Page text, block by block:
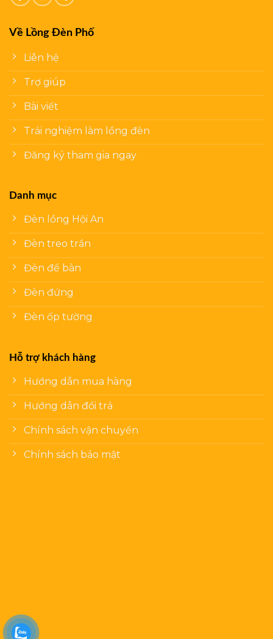
Về Lồng Đèn Phố
Liên hệ
Trợ giúp
Bài viết
Trải nghiệm làm lồng đèn
Đăng ký tham gia ngay
Danh mục
Đèn lồng Hội An
Đèn treo trần
Đèn để bàn
Đèn đứng
Đèn ốp tường
Hỗ trợ khách hàng
Hướng dẫn mua hàng
Hướng dẫn đổi trả
Chính sách vận chuyển
Chính sách bảo mật